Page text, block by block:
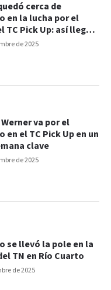
de 2025
cerca de
en la lucha por el
TC Pick Up: así llegan
de 2025
va por el
en el TC Pick Up en un
clave
de 2025
se llevó la pole en la
TN en Río Cuarto